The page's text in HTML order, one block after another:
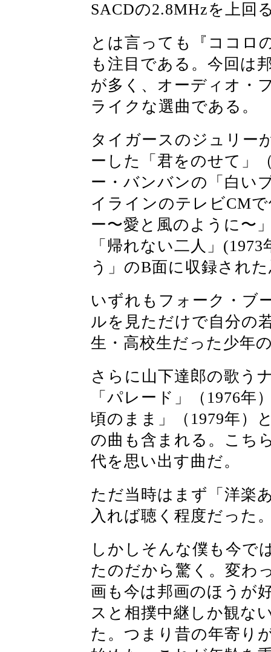
SACDの2.8MHzを上回
とは言っても『ココロ
も注目である。今回は
が多く、オーディオ・
ライクな選曲である。
タイガースのジュリー
ーした「君をのせて」
ー・バンバンの「白い
イラインのテレビCM
ー〜愛と風のように〜
「帰れない二人」
う」のB面に収録され
いずれもフォーク・ブ
ルを見ただけで自分の
生・高校生だった少年
さらに山下達郎の歌う
「パレード」（1976
頃のまま」（1979年）
の曲も含まれる。こち
代を思い出す曲だ。
ただ当時はまず「洋楽
入れば聴く程度だった
しかしそんな僕も今で
たのだから驚く。変わ
画も今は邦画のほうが
スと相撲中継しか観な
た。つまり昔の年寄り